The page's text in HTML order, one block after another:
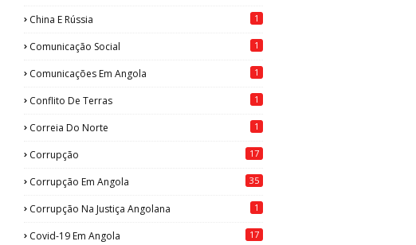
China E Rússia 1
Comunicação Social 1
Comunicações Em Angola 1
Conflito De Terras 1
Correia Do Norte 1
Corrupção 17
Corrupção Em Angola 35
Corrupção Na Justiça Angolana 1
Covid-19 Em Angola 17